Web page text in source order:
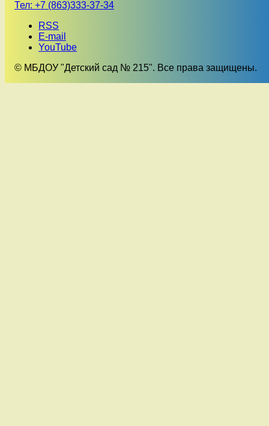
Тел: +7 (863)333-37-34
RSS
E-mail
YouTube
© МБДОУ "Детский сад № 215". Все права защищены.